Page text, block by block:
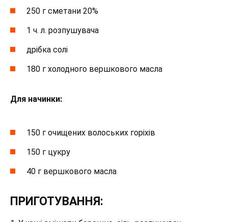
250 г сметани 20%
1 ч. л. розпушувача
дрібка солі
180 г холодного вершкового масла
Для начинки:
150 г очищених волоських горіхів
150 г цукру
40 г вершкового масла
ПРИГОТУВАННЯ: